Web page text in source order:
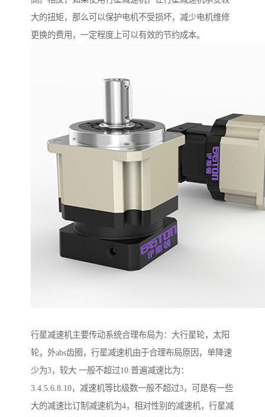
大的扭矩，那么可以保护电机不受损坏，减少电机维修
更换的费用，一定程度上可以有效的节约成本。
行星减速机主要传动系统合理布局为：大行星轮，太阳
轮，外abs齿圈，行星减速机由于合理布局原因，单降速
少为3，较大 一般不超过10.普遍减速比为：
3.4.5.6.8.10，减速机等比级数一般不超过3，可是有一些
大的减速比订制减速机为4，相对性别的减速机，行星减